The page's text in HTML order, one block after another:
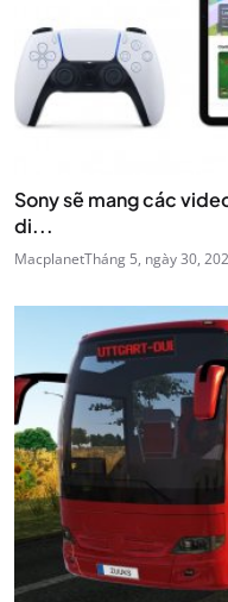
Sony sẽ mang các
di...
MacplanetTháng 5, ngày 30,